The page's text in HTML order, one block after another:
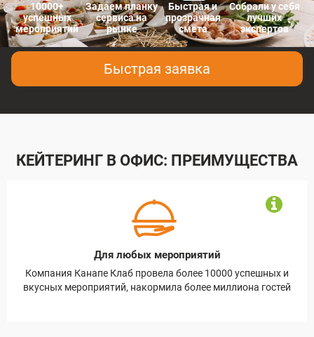
10000+
успешных
мероприятий
Задаем планку
сервиса на
рынке
Быстрая и
прозрачная
смета
Собрали у себя
лучших
экспертов
Быстрая заявка
КЕЙТЕРИНГ В ОФИС: ПРЕИМУЩЕСТВА
Для любых мероприятий
Компания Канапе Клаб провела более 10000 успешных и
вкусных мероприятий, накормила более миллиона гостей